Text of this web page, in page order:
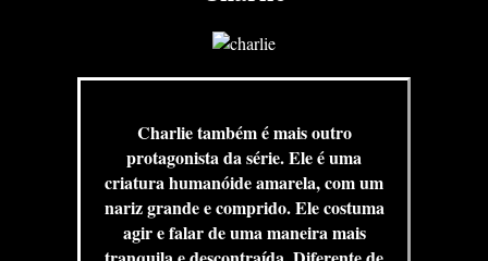
Charlie também é mais outro
protagonista da série. Ele é uma
criatura humanóide amarela, com um
nariz grande e comprido. Ele costuma
agir e falar de uma maneira mais